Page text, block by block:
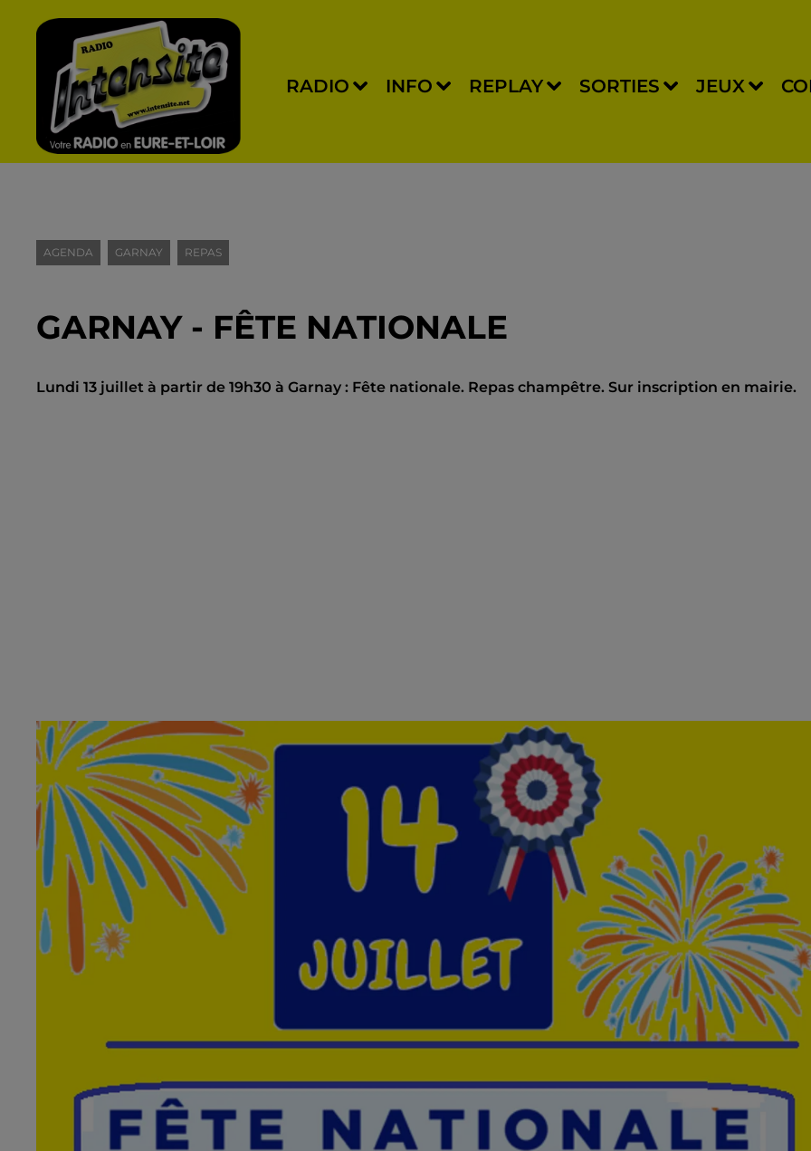
RADIO INFO REPLAY SORTIES JEUX
AGENDA GARNAY REPAS
GARNAY - FÊTE NATIONALE
Lundi 13 juillet à partir de 19h30 à Garnay : Fête nationale. Repas champêtre. Sur inscription en mairie.